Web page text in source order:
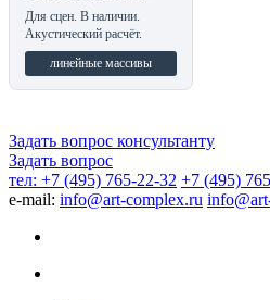
Для сцен. В наличии.
Акустический расчёт.
линейные массивы
Задать вопрос консультанту
Задать вопрос
тел: +7 (495) 765-22-32 +7 (495)
e-mail: info@art-complex.ru